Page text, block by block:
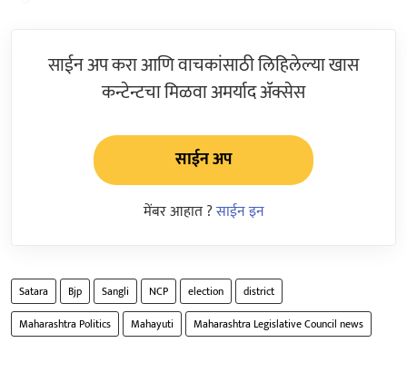
साईन अप करा आणि वाचकांसाठी लिहिलेल्या खास
कन्टेन्टचा मिळवा अमर्याद ॲक्सेस
साईन अप
मेंबर आहात ?साईन इन
Satara Bjp Sangli NCP election
district
Maharashtra Politics
Mahayuti Maharashtra Legislative Council news